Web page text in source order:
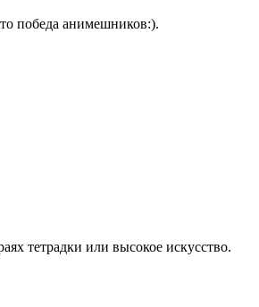
победа анимешников:).
тетрадки или высокое искусство.